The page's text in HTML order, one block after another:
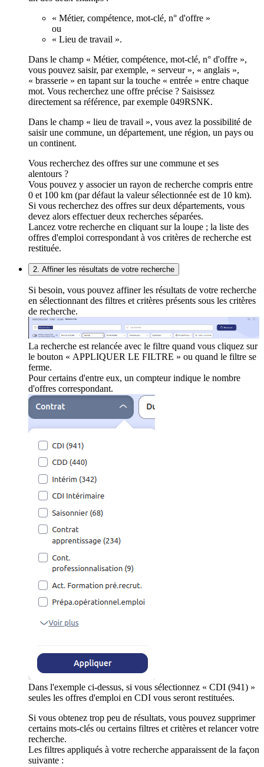
« Métier, compétence, mot-clé, n° d'offre »
ou
« Lieu de travail ».
Dans le champ « Métier, compétence, mot-clé, n° d'offre »,
vous pouvez saisir, par exemple, « serveur », « anglais »,
« brasserie » en tapant sur la touche « entrée » entre chaque
mot. Vous recherchez une offre précise ? Saisissez
directement sa référence, par exemple 049RSNK.
Dans le champ « lieu de travail », vous avez la possibilité de
saisir une commune, un département, une région, un pays ou
un continent.
Vous recherchez des offres sur une commune et ses
alentours ?
Vous pouvez y associer un rayon de recherche compris entre
0 et 100 km (par défaut la valeur sélectionnée est de 10 km).
Si vous recherchez des offres sur deux départements, vous
devez alors effectuer deux recherches séparées.
Lancez votre recherche en cliquant sur la loupe ; la liste des
offres d'emploi correspondant à vos critères de recherche est
restituée.
2. Affiner les résultats de votre recherche
Si besoin, vous pouvez affiner les résultats de votre recherche
en sélectionnant des filtres et critères présents sous les critères
de recherche.
La recherche est relancée avec le filtre quand vous cliquez sur
le bouton « APPLIQUER LE FILTRE » ou quand le filtre se
ferme.
Pour certains d'entre eux, un compteur indique le nombre
d'offres correspondant.
Dans l'exemple ci-dessus, si vous sélectionnez « CDI (941) »
seules les offres d'emploi en CDI vous seront restituées.
Si vous obtenez trop peu de résultats, vous pouvez supprimer
certains mots-clés ou certains filtres et critères et relancer votre
recherche.
Les filtres appliqués à votre recherche apparaissent de la façon
suivante :